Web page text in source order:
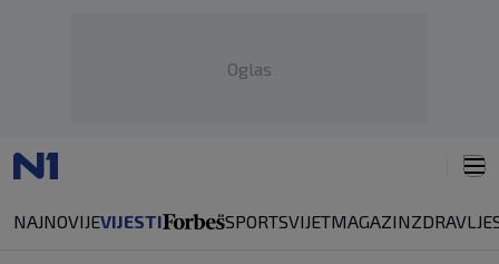
Oglas
NAJNOVIJEVIJESTI SPORTSVIJETMAGAZINZDRAVLJE